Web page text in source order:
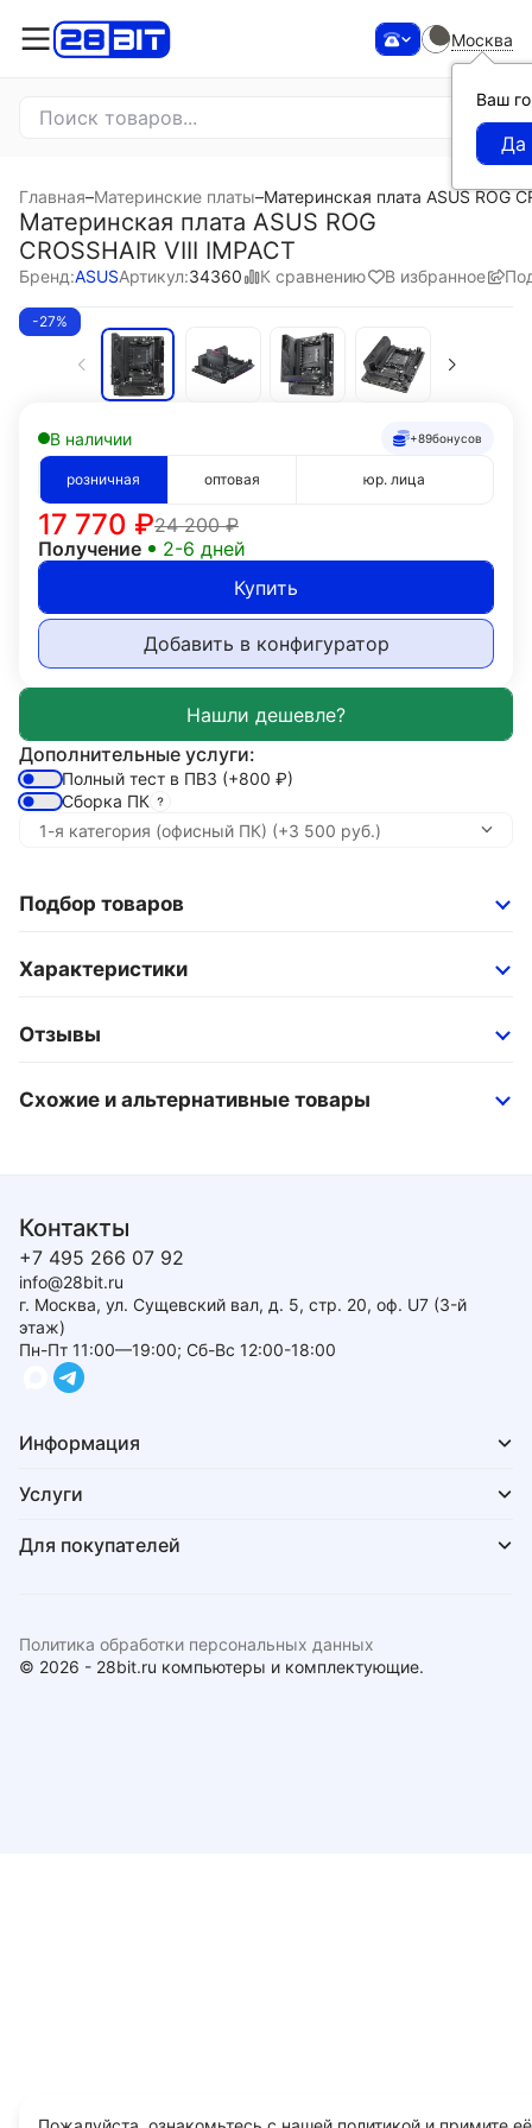
Москва
Ваш
Главная–Материнские платы–Материнская плата ASUS ROG
Материнская плата ASUS ROG
CROSSHAIR VIII IMPACT
Бренд:ASUSАртикул:34360 К сравнению В избранное
-27%
В наличии +89бонусов
розничная оптовая юр. лица
24 200₽
17 770 ₽
Получение
2-6 дней
Купить
Добавить в конфигуратор
Дополнительные услуги:
Полный тест в ПВЗ (+800 ₽)
Сборка ПК
Подбор товаров
Характеристики
Отзывы
Схожие и альтернативные товары
Контакты
+7 495 266 07 92
info@28bit.ru
г. Москва, ул. Сущевский вал, д. 5, стр. 20, оф. U7 (3-й
этаж)
Пн-Пт 11:00—19:00; Сб-Вс 12:00-18:00
Информация
Услуги
Для покупателей
© 2026 - 28bit.ru компьютеры и комплектующие.
Политика обработки персональных данных